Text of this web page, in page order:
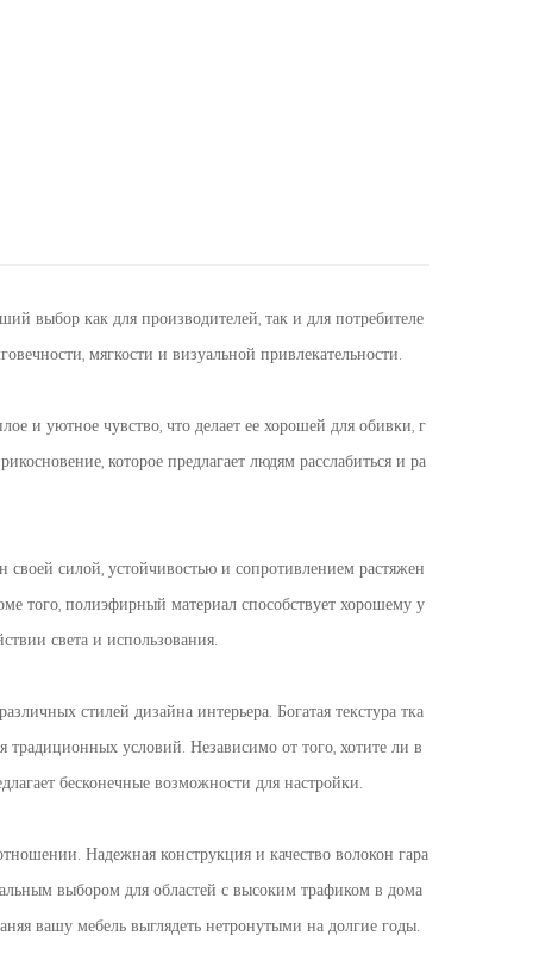
выбор как для производителей, так и для потребителе
мягкости и визуальной привлекательности.
и уютное чувство, что делает ее хорошей для обивки, г
которое предлагает людям расслабиться и ра
силой, устойчивостью и сопротивлением растяжен
того, полиэфирный материал способствует хорошему у
света и использования.
стилей дизайна интерьера. Богатая текстура тка
условий. Независимо от того, хотите ли в
бесконечные возможности для настройки.
Надежная конструкция и качество волокон гара
выбором для областей с высоким трафиком в дома
вашу мебель выглядеть нетронутыми на долгие годы.